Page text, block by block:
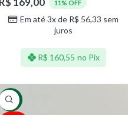
11% OFF
Em até 3x de R$ 56,33 sem
juros
R$ 160,55 no Pix
-11%